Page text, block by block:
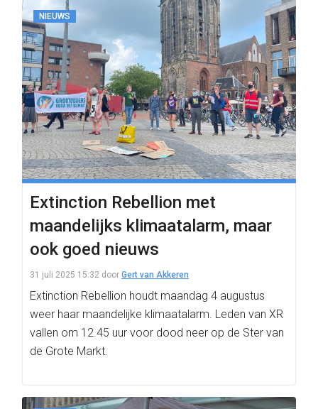
NIEUWS
Extinction Rebellion met
maandelijks klimaatalarm, maar
ook goed nieuws
31 juli 2025 15:32 door Gert van Akkeren
Extinction Rebellion houdt maandag 4 augustus
weer haar maandelijke klimaatalarm. Leden van XR
vallen om 12.45 uur voor dood neer op de Ster van
de Grote Markt.